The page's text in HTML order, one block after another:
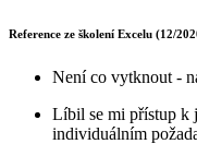
Reference ze školení Excelu (12/
Není co vytknout -
Líbil se mi přístup k
individuálním